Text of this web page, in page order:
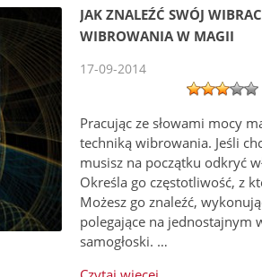
JAK ZNALEŹĆ SWÓJ
WIBROWANIA W MAGII
17-09-2014
Pracując ze słowami mocy
techniką wibrowania. Jeśli
musisz na początku odkryć
Określa go częstotliwość, z
Możesz go znaleźć,
polegające na jednostajnym
samogłoski. …